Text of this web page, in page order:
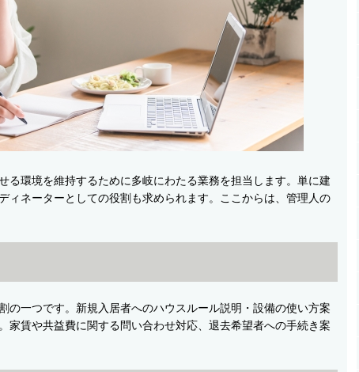
る環境を維持するために多岐にわたる業務を担当します。単に建
ィネーターとしての役割も求められます。ここからは、管理人の
の一つです。新規入居者へのハウスルール説明・設備の使い方案
家賃や共益費に関する問い合わせ対応、退去希望者への手続き案